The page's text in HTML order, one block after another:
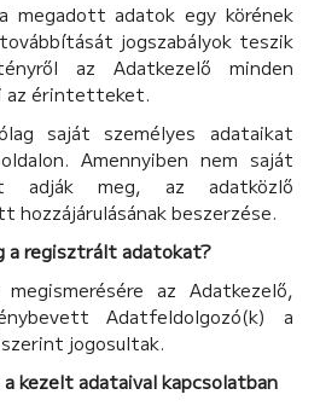
megadott adatok egy körének
jogszabályok teszik
az Adatkezelő minden
az érintetteket.
saját személyes adataikat
Amennyiben nem saját
adják meg, az adatközlő
hozzájárulásának beszerzése.
a regisztrált adatokat?
az Adatkezelő,
Adatfeldolgozó(k) a
jogosultak.
a kezelt adataival kapcsolatban